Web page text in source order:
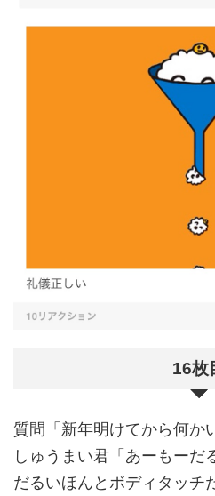
16枚
質問「新年明けてから何か
しゅうまい君「あーもーだ
だるいほんとボディタッチ